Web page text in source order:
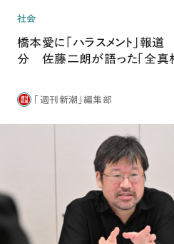
社会
橋本愛に「ハラスメント」報
分 佐藤二朗が語った「全真相
「週刊新潮」編集部